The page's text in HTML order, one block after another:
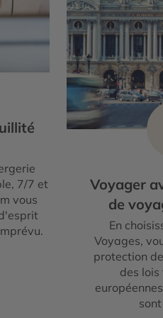
7/7 et
vous
Voyager
de
En
Voyages,
protection
des